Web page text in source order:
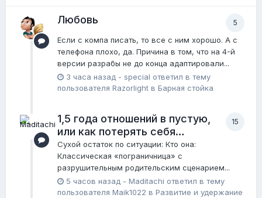
5
Любовь
Если с компа писать, то все с ним хорошо. А с
телефона плохо, да. Причина в том, что на 4-й
версии разрабы не до конца адаптировали...
3 часа назад - special ответил в тему
пользователя Razorlight в Барная стойка
15
1,5 года отношений в пустую,
или как потерять себя…
Сухой остаток по ситуации: Кто она:
Классическая «пограничница» с
разрушительным родительским сценарием...
5 часов назад - Maditachi ответил в тему
пользователя Maik1022 в Pазвитие и удержание